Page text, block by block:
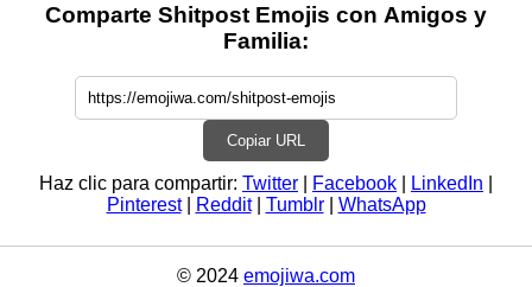
Comparte Shitpost Emojis con Amigos y
Familia:
Copiar URL
Haz clic para compartir: Twitter Facebook LinkedIn
Pinterest| Reddit| Tumblr| WhatsApp
© 2024 emojiwa.com